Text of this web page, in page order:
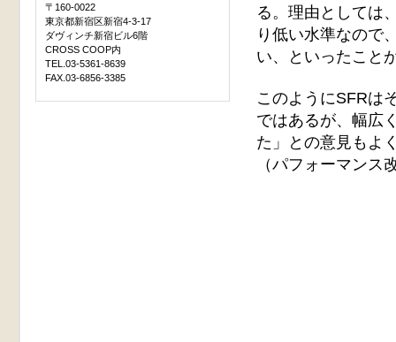
る。理由としては
り低い水準なので
い、といったこと
このようにSFRは
ではあるが、幅広
た」との意見もよ
（パフォーマン
〒160-0022
東京都新宿区新宿4-3-17
ダヴィンチ新宿ビル6階
CROSS COOP内
TEL.03-5361-8639
FAX.03-6856-3385